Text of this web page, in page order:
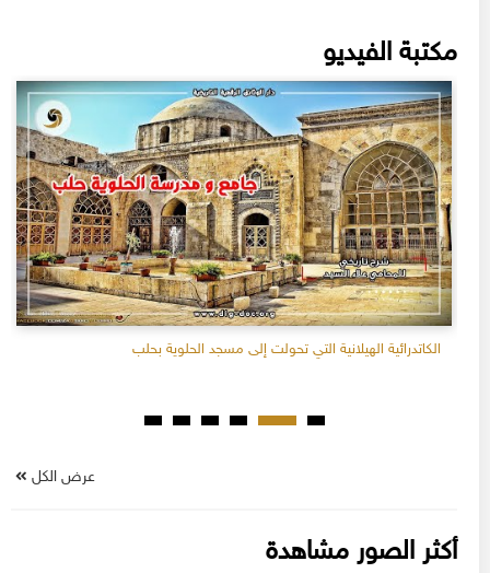
مكتبة الفيديو
الكاتدرائية الهيلانية التي تحولت إلى مسجد الحلوية بحلب
عرض الكل
أكثر الصور مشاهدة